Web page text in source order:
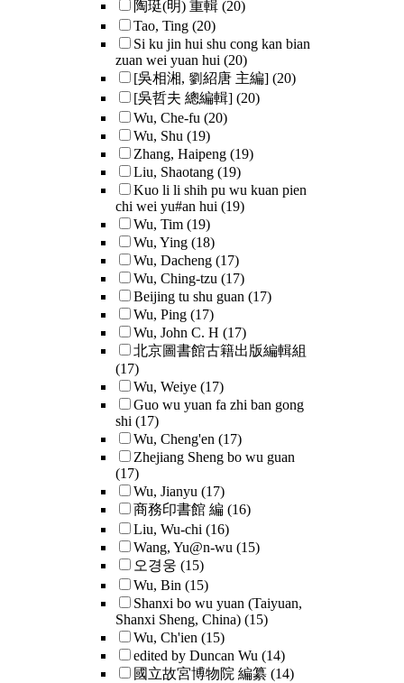
陶珽(明) 重輯 (20)
Tao, Ting (20)
Si ku jin hui shu cong kan bian
zuan wei yuan hui (20)
[吳相湘, 劉紹唐 主編] (20)
[吳哲夫 總編輯] (20)
Wu, Che-fu (20)
Wu, Shu (19)
Zhang, Haipeng (19)
Liu, Shaotang (19)
Kuo li li shih pu wu kuan pien
chi wei yu#an hui (19)
Wu, Tim (19)
Wu, Ying (18)
Wu, Dacheng (17)
Wu, Ching-tzu (17)
Beijing tu shu guan (17)
Wu, Ping (17)
Wu, John C. H (17)
北京圖書館古籍出版編輯組
(17)
Wu, Weiye (17)
Guo wu yuan fa zhi ban gong
shi (17)
Wu, Cheng'en (17)
Zhejiang Sheng bo wu guan
(17)
Wu, Jianyu (17)
商務印書館 編 (16)
Liu, Wu-chi (16)
Wang, Yu@n-wu (15)
오경웅 (15)
Wu, Bin (15)
Shanxi bo wu yuan (Taiyuan,
Shanxi Sheng, China) (15)
Wu, Ch'ien (15)
edited by Duncan Wu (14)
國立故宮博物院 編纂 (14)